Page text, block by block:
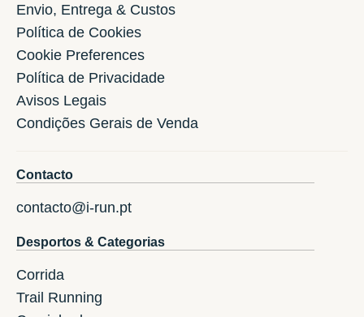
Envio, Entrega & Custos
Política de Cookies
Cookie Preferences
Política de Privacidade
Avisos Legais
Condições Gerais de Venda
Contacto
contacto@i-run.pt
Desportos & Categorias
Corrida
Trail Running